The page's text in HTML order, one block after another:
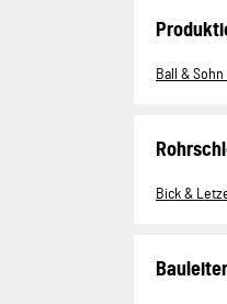
Ball &
Bick &